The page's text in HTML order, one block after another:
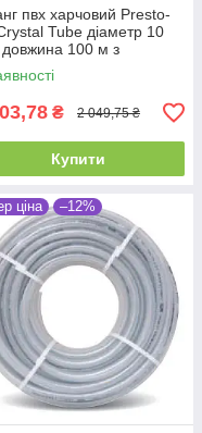
пвх харчовий Presto-
Tube діаметр 10
100 м з
метражу (PVH
₴ 2 049,75 ₴
Купити
ціна –12%